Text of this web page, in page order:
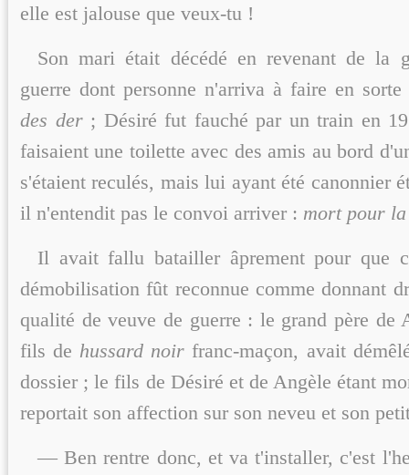
elle est jalouse que veux-tu !
Son mari était décédé en revenant de la
guerre dont personne n'arriva à faire en
des der; Désiré fut fauché par un train en
faisaient une toilette avec des amis au bord
s'étaient reculés, mais lui ayant été canonnier
il n'entendit pas le convoi arriver : mort pour
Il avait fallu batailler âprement pour que
démobilisation fût reconnue comme donnant
qualité de veuve de guerre : le grand père de
fils de hussard noir franc-maçon, avait
dossier ; le fils de Désiré et de Angèle étant
reportait son affection sur son neveu et son
— Ben rentre donc, et va t'installer, c'est